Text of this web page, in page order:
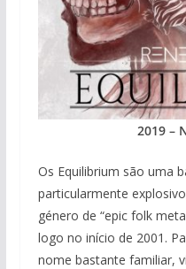
2019 –
Os Equilibrium são uma
particularmente
género de “epic folk
logo no início de 2001.
nome bastante familiar,